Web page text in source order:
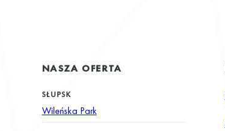
NASZA OFERTA
SŁUPSK
Wileńska Park